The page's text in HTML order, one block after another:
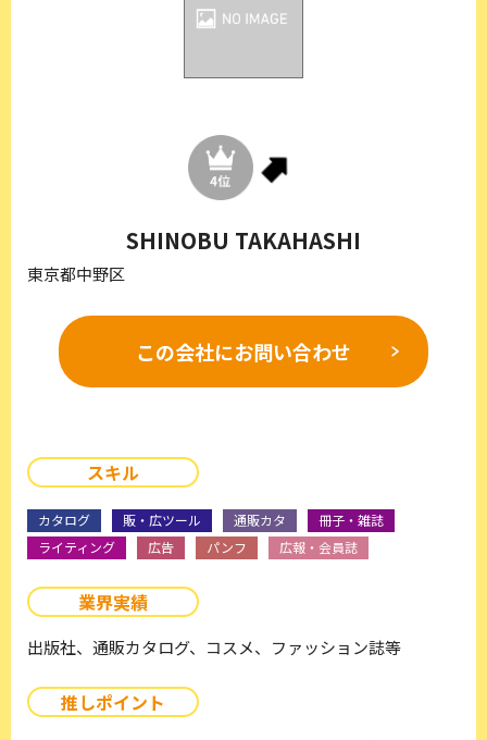
SHINOBU TAKAHASHI
東京都中野区
この会社にお問い合わせ
スキル
カタログ 販・広ツール 通販カタ
冊子・雑誌
ライティング
広告 パンフ 広報・会員誌
業界実績
出版社、通販カタログ、コスメ、ファッション誌等
推しポイント